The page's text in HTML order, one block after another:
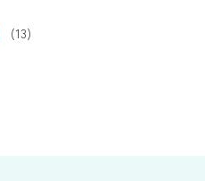
(13)